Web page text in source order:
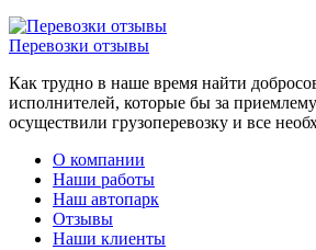
Перевозки отзывы
Как трудно в наше время найти
исполнителей, которые бы за
осуществили грузоперевозку и все
О компании
Наши работы
Наш автопарк
Отзывы
Наши клиенты